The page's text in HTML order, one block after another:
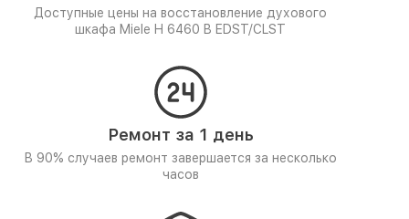
Доступные цены на восстановление духового
шкафа Miele H 6460 B EDST/CLST
Ремонт за 1 день
В 90% случаев ремонт завершается за несколько
часов